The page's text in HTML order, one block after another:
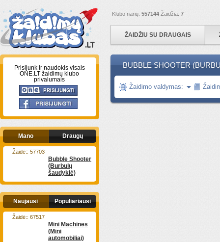
Klubo narių: 557144 Žaidžia: 7
ŽAIDŽIU SU DRAUGAIS
Prisijunk ir naudokis visais
ONE.LT žaidimų klubo
privalumais
Mano Draugų
Bubble Shooter
(Burbulų
šaudyklė)
Žaidė:: 57703
Naujausi Populiariausi
Mini Machines
(Mini
automobiliai)
Žaidė:: 67517
BUBBLE SHOOTER
Žaidimo valdymas: